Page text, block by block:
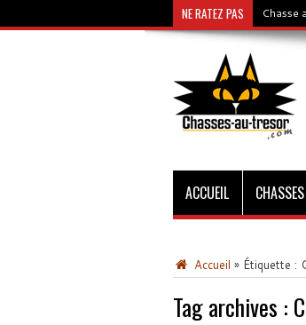
NE RATEZ PAS Chasse
ACCUEIL
Accueil » Étiquette :
Tag archives :